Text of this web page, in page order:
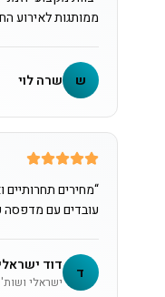
ממותגות לאירוע
ש שרה לוי
“מחירים תחרותיים
עובדים עם מדפסה
ד דוד
ישראלי ושות'